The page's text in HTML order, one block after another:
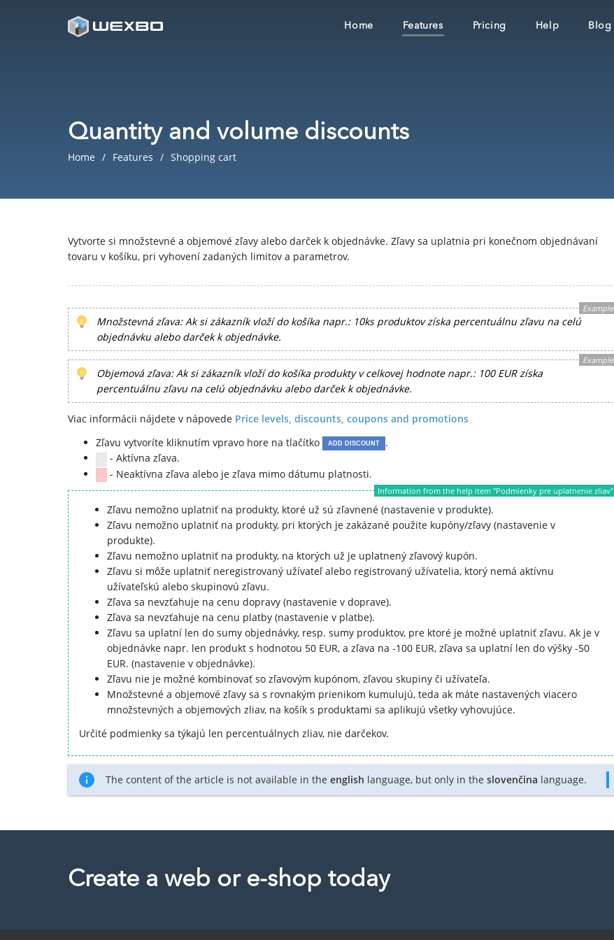
Home Features Pricing Help Blog
Quantity and volume discounts
Home Features Shopping cart
Vytvorte si množstevné a objemové zľavy alebo darček k objednávke. Zľavy sa uplatnia pri konečnom objednávaní
tovaru v košíku, pri vyhovení zadaných limitov a parametrov.
Example
Množstevná zľava: Ak si zákazník vloží do košíka napr.: 10ks produktov získa percentuálnu zľavu na celú
objednávku alebo darček k objednávke.
Example
Objemová zľava: Ak si zákazník vloží do košíka produkty v celkovej hodnote napr.: 100 EUR získa
percentuálnu zľavu na celú objednávku alebo darček k objednávke.
Viac informácii nájdete v nápovede Price levels, discounts, coupons and promotions
Zľavu vytvoríte kliknutím vpravo hore na tlačítko
ADD DISCOUNT
.
- Aktívna zľava.
- Neaktívna zľava alebo je zľava mimo dátumu platnosti.
Information from the help item "Podmienky pre uplatnenie zliav"
Zľavu nemožno uplatniť na produkty, ktoré už sú zľavnené (nastavenie v produkte).
Zľavu nemožno uplatniť na produkty, pri ktorých je zakázané použite kupóny/zľavy (nastavenie v
produkte).
Zľavu nemožno uplatniť na produkty, na ktorých už je uplatnený zľavový kupón.
Zľavu si môže uplatniť neregistrovaný užívateľ alebo registrovaný užívatelia, ktorý nemá aktívnu
užívateľskú alebo skupinovú zľavu.
Zľava sa nevzťahuje na cenu dopravy (nastavenie v doprave).
Zľava sa nevzťahuje na cenu platby (nastavenie v platbe).
Zľavu sa uplatní len do sumy objednávky, resp. sumy produktov, pre ktoré je možné uplatniť zľavu. Ak je v
objednávke napr. len produkt s hodnotou 50 EUR, a zľava na -100 EUR, zľava sa uplatní len do výšky -50
EUR. (nastavenie v objednávke).
Zľavu nie je možné kombinovať so zľavovým kupónom, zľavou skupiny či užívateľa.
Množstevné a objemové zľavy sa s rovnakým prienikom kumulujú, teda ak máte nastavených viacero
množstevných a objemových zliav, na košík s produktami sa aplikujú všetky vyhovujúce.
Určité podmienky sa týkajú len percentuálnych zliav, nie darčekov.
The content of the article is not available in the english language, but only in the slovenčina language.
Create a web or e-shop today